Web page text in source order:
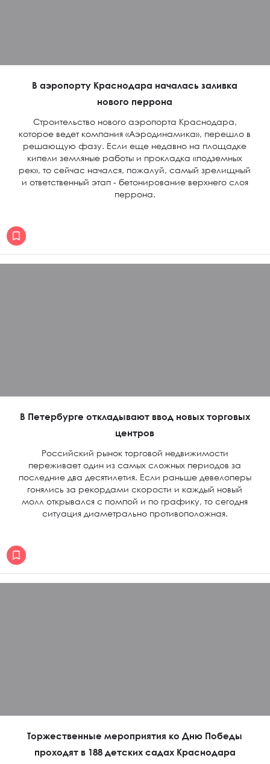
В аэропорту Краснодара началась заливка
нового перрона
Строительство нового аэропорта Краснодара,
которое ведет компания «Аэродинамика», перешло в
решающую фазу. Если еще недавно на площадке
кипели земляные работы и прокладка «подземных
рек», то сейчас начался, пожалуй, самый зрелищный
и ответственный этап - бетонирование верхнего слоя
перрона.
В Петербурге откладывают ввод новых торговых
центров
Российский рынок торговой недвижимости
переживает один из самых сложных периодов за
последние два десятилетия. Если раньше девелоперы
гонялись за рекордами скорости и каждый новый
молл открывался с помпой и по графику, то сегодня
ситуация диаметрально противоположная.
Торжественные мероприятия ко Дню Победы
проходят в 188 детских садах Краснодара